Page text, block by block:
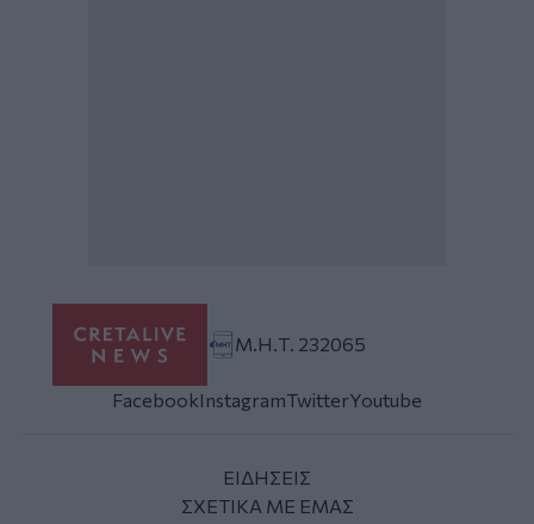
Μ.Η.Τ. 232065
FacebookInstagramTwitterYoutube
ΕΙΔΗΣΕΙΣ
ΣΧΕΤΙΚΑ ΜΕ ΕΜΑΣ